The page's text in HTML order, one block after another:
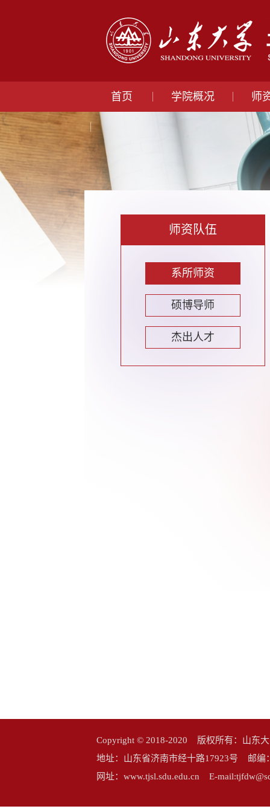
首页 学院概况 师
师资队伍
系所师资
硕博导师
杰出人才
Copyright © 2018-2020 版权所有：山东
地址：山东省济南市经十路17923号 邮
网址：www.tjsl.sdu.edu.cn E-